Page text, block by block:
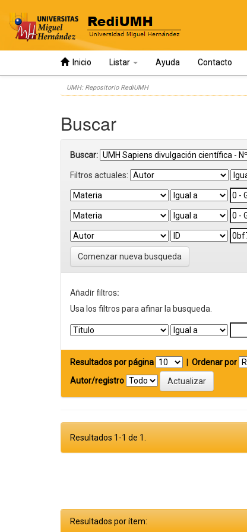
Inicio Listar Ayuda Contacto
UMH: Repositorio RediUMH
Buscar
Buscar:
Filtros actuales:
Comenzar nueva busqueda
Añadir filtros:
Usa los filtros para afinar la busqueda.
Resultados por página Ordenar por
Autor/registro
Resultados 1-1 de 1.
Resultados por ítem: